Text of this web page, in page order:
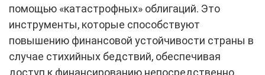
помощью «катастрофных» облигаций. Это
инструменты, которые способствуют
повышению финансовой устойчивости страны в
случае стихийных бедствий, обеспечивая
доступ к финансированию непосредственно